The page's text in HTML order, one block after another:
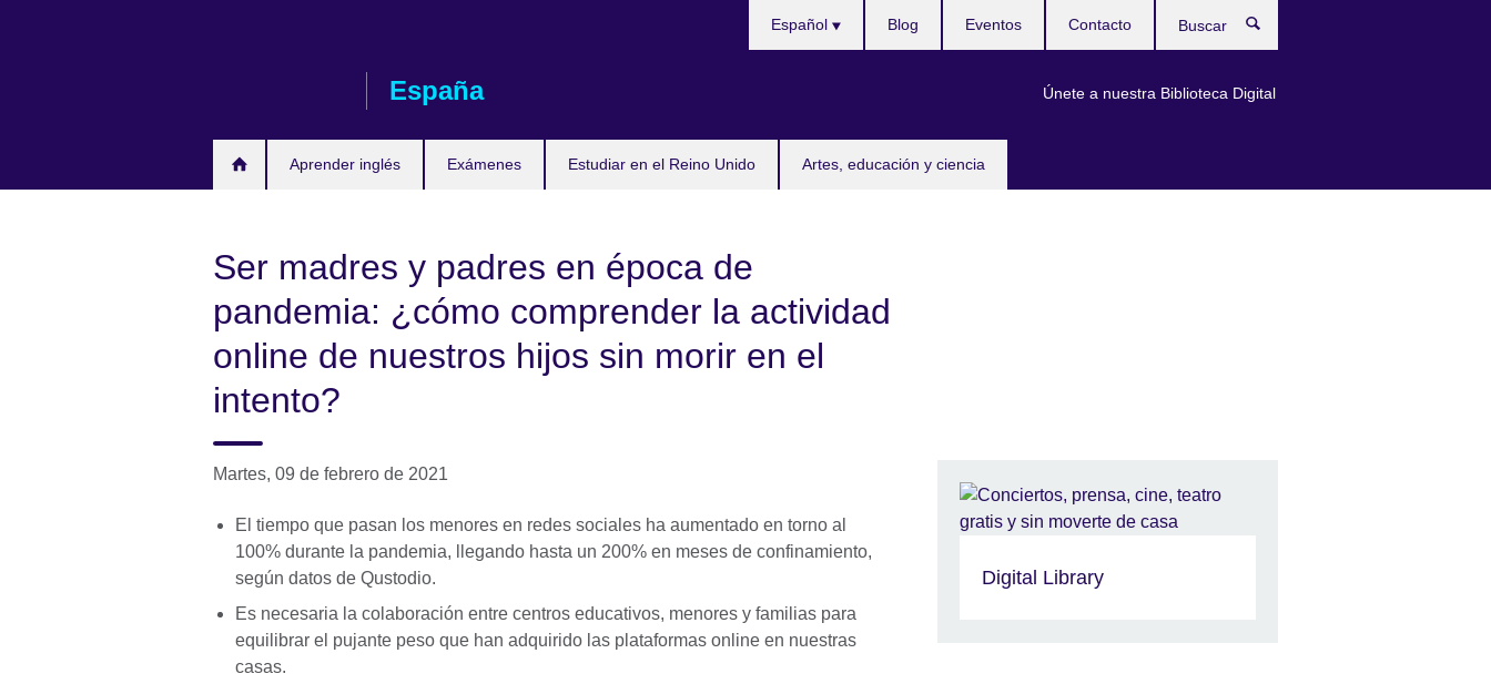
España
Aprender inglés Exámenes Estudiar en el Reino Unido Artes, educación y ciencia
idioma
Español
Únete a nuestra Biblioteca Digital
Blog Eventos Contacto
Ser madres y padres en época de
pandemia: ¿cómo comprender la actividad
online de nuestros hijos sin morir en el
intento?
Martes, 09 de febrero de 2021
El tiempo que pasan los menores en redes sociales ha aumentado en torno al
100% durante la pandemia, llegando hasta un 200% en meses de confinamiento,
según datos de Qustodio.
Es necesaria la colaboración entre centros educativos, menores y familias para
equilibrar el pujante peso que han adquirido las plataformas online en nuestras
casas.
Digital Library